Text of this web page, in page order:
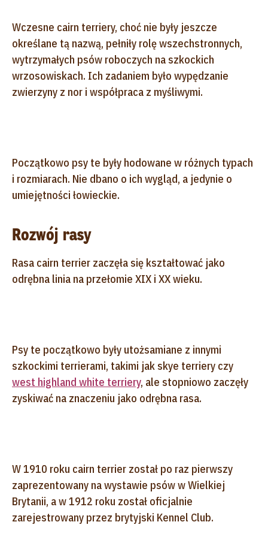
Wczesne cairn terriery, choć nie były jeszcze
określane tą nazwą, pełniły rolę wszechstronnych,
wytrzymałych psów roboczych na szkockich
wrzosowiskach. Ich zadaniem było wypędzanie
zwierzyny z nor i współpraca z myśliwymi.
Początkowo psy te były hodowane w różnych typach
i rozmiarach. Nie dbano o ich wygląd, a jedynie o
umiejętności łowieckie.
Rozwój rasy
Rasa cairn terrier zaczęła się kształtować jako
odrębna linia na przełomie XIX i XX wieku.
Psy te początkowo były utożsamiane z innymi
szkockimi terrierami, takimi jak skye terriery czy
west highland white terriery, ale stopniowo zaczęły
zyskiwać na znaczeniu jako odrębna rasa.
W 1910 roku cairn terrier został po raz pierwszy
zaprezentowany na wystawie psów w Wielkiej
Brytanii, a w 1912 roku został oficjalnie
zarejestrowany przez brytyjski Kennel Club.